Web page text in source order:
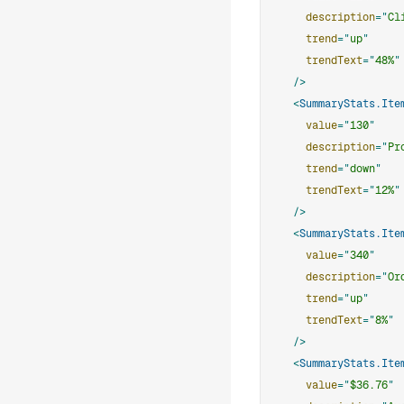
description="
trend="up"
trendText="48%"
/>
<
value="130"
description="
trend="down"
trendText="12%"
/>
<
value="340"
description="
trend="up"
trendText="8%"
/>
<
value="$36.76"